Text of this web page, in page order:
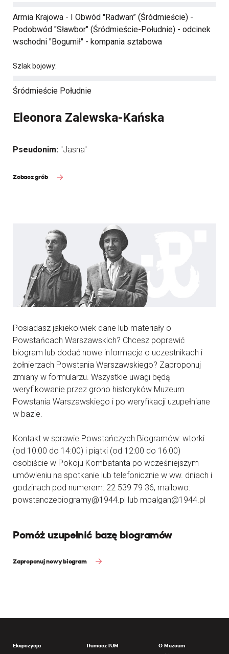
Armia Krajowa - I Obwód "Radwan” (Śródmieście) -
Podobwód "Sławbor" (Śródmieście-Południe) - odcinek
wschodni "Bogumił" - kompania sztabowa
Szlak bojowy:
Śródmieście Południe
Eleonora Zalewska-Kańska
Pseudonim: "Jasna"
Zobacz grób
Posiadasz jakiekolwiek dane lub materiały o
Powstańcach Warszawskich? Chcesz poprawić
biogram lub dodać nowe informacje o uczestnikach i
żołnierzach Powstania Warszawskiego? Zaproponuj
zmiany w formularzu. Wszystkie uwagi będą
weryfikowanie przez grono historyków Muzeum
Powstania Warszawskiego i po weryfikacji uzupełniane
w bazie.
Kontakt w sprawie Powstańczych Biogramów: wtorki
(od 10:00 do 14:00) i piątki (od 12:00 do 16:00)
osobiście w Pokoju Kombatanta po wcześniejszym
umówieniu na spotkanie lub telefonicznie w ww. dniach i
godzinach pod numerem: 22 539 79 36, mailowo:
powstanczebiogramy@1944.pl lub mpalgan@1944.pl
Pomóż uzupełnić bazę biogramów
Zaproponuj nowy biogram
Ekspozycja Tłumacz PJM
O Muzeum